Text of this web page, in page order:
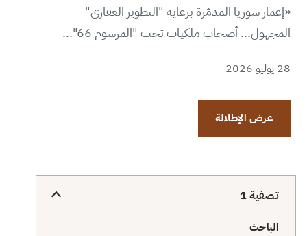
«إعمار سوريا المدمّرة برعاية "التطوير العقاري"
المجهول... أصحاب ملكيات تحت "المرسوم 66"...
28 يوليو 2026
عرض الإطلالة
تصفية1
الباحث